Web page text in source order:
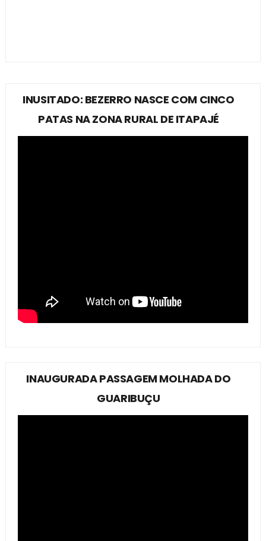
INUSITADO: BEZERRO NASCE COM CINCO
PATAS NA ZONA RURAL DE ITAPAJÉ
INAUGURADA PASSAGEM MOLHADA DO
GUARIBUÇU